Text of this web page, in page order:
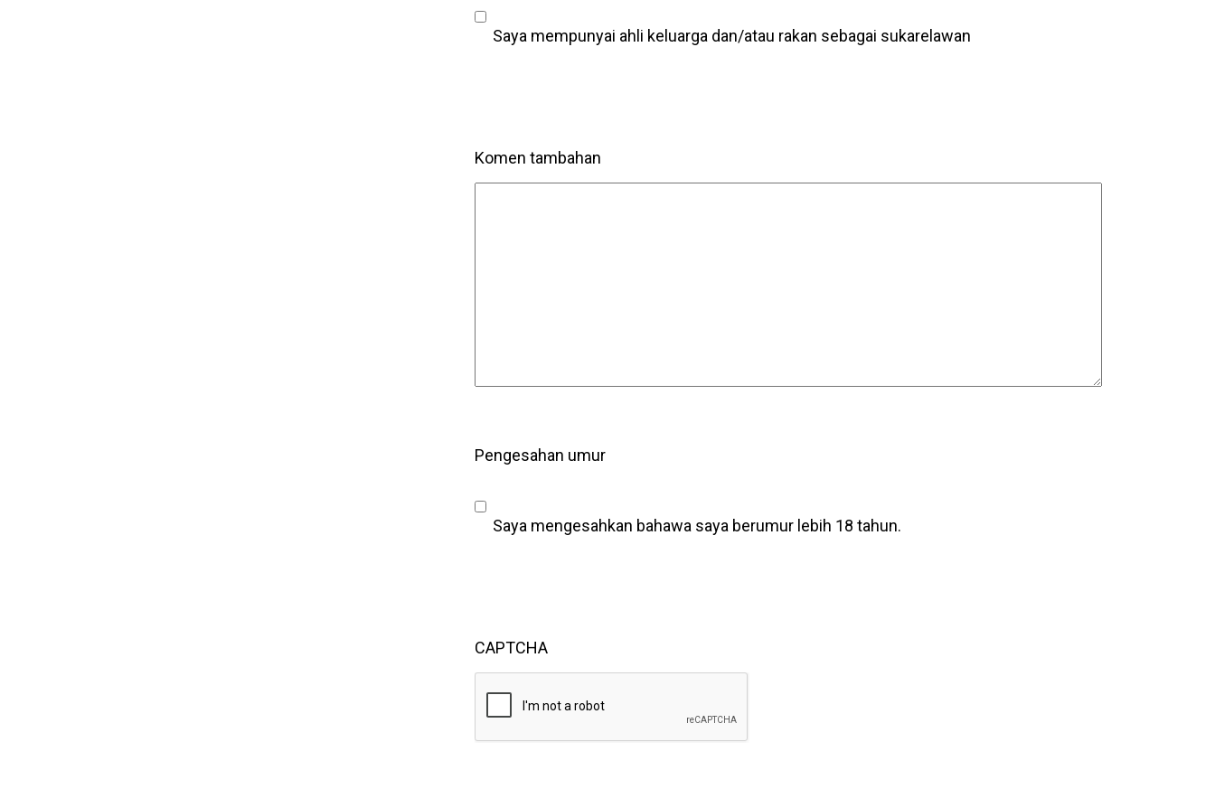
Saya mempunyai ahli keluarga dan/atau rakan sebagai sukarelawan
Komen tambahan
Pengesahan umur
Saya mengesahkan bahawa saya berumur lebih 18 tahun.
CAPTCHA